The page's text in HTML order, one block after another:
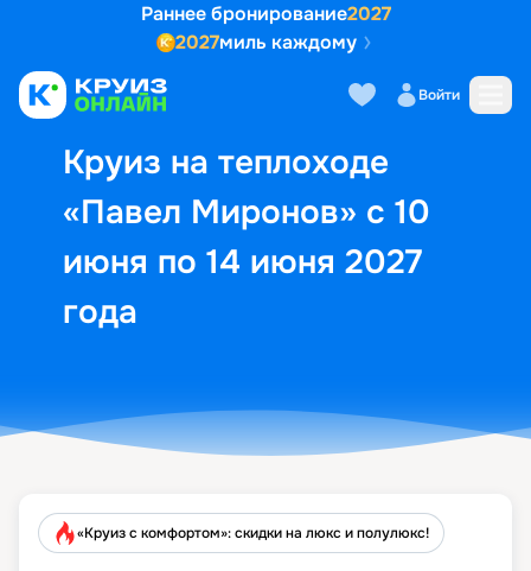
Раннее бронирование2027
2027миль каждому
Войти
Круиз на теплоходе
«Павел Миронов» с 10
июня по 14 июня 2027
года
Выбор кают Маршрут и
«Круиз с комфортом»: скидки на люкс и полулюкс!